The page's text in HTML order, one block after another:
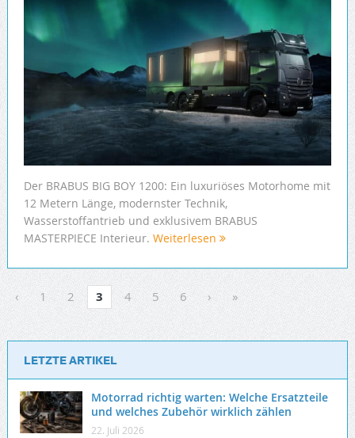
Der BRABUS BIG BOY 1200: Ein luxuriöses Motorhome mit
12 Metern Länge, modernster Technik,
Wasserstoffantrieb und exklusivem BRABUS
MASTERPIECE Interieur. Weiterlesen
‹ 1 2 3 4 5 6 › »
LETZTE ARTIKEL
Motorrad richtig warten: Welche Ersatzteile
und welches Zubehör wirklich zählen
22. Juli 2026